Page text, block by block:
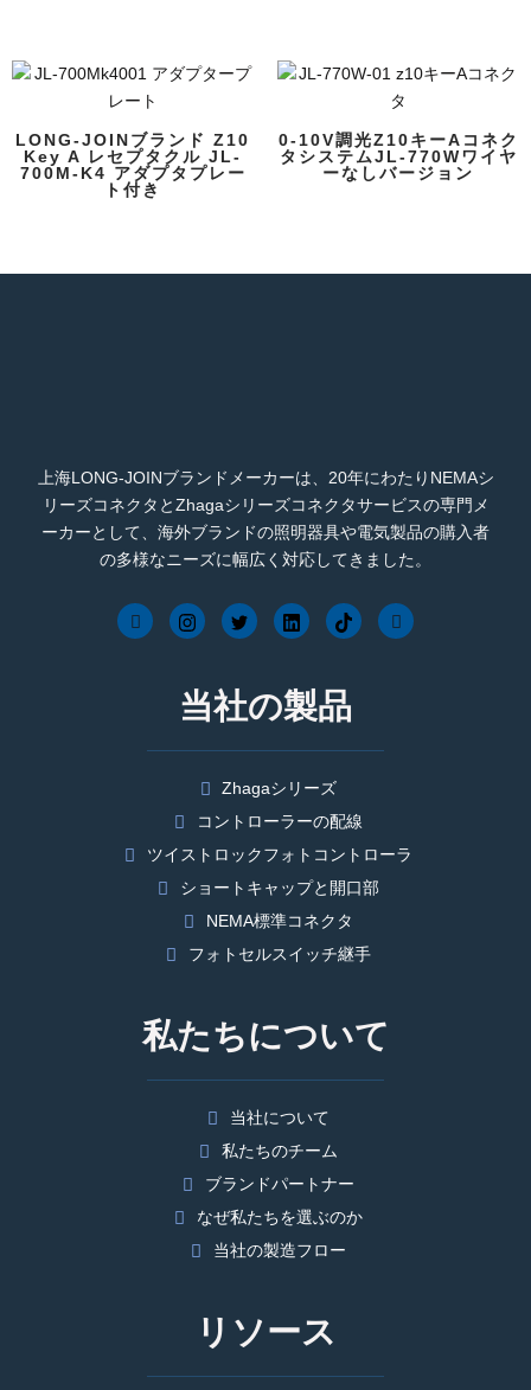
LONG-JOINブランド Z10
Key A レセプタクル JL-
700M-K4 アダプタプレー
ト付き
0-10V調光Z10キーAコネク
タシステムJL-770Wワイヤ
ーなしバージョン
上海LONG-JOINブランドメーカーは、20年にわたりNEMAシ
リーズコネクタとZhagaシリーズコネクタサービスの専門メ
ーカーとして、海外ブランドの照明器具や電気製品の購入者
の多様なニーズに幅広く対応してきました。
当社の製品
Zhagaシリーズ
コントローラーの配線
ツイストロックフォトコントローラ
ショートキャップと開口部
NEMA標準コネクタ
フォトセルスイッチ継手
私たちについて
当社について
私たちのチーム
ブランドパートナー
なぜ私たちを選ぶのか
当社の製造フロー
リソース